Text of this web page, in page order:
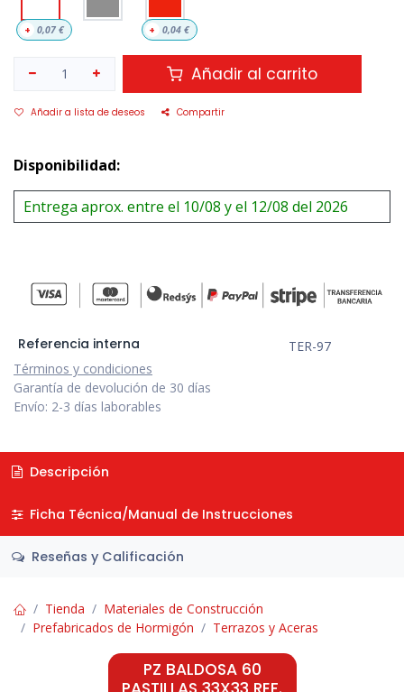
+ 0,07 € + 0,04€
Añadir al carrito
Añadir a lista de deseos Compartir
Disponibilidad:
Entrega aprox. entre el 10/08 y el 12/08 del 2026
Referencia interna
TER-97
Términos y condiciones
Garantía de devolución de 30 días
Envío: 2-3 días laborables
Descripción
Ficha Técnica/Manual de Instrucciones
Reseñas y Calificación
Tienda
Materiales de Construcción
Prefabricados de Hormigón
Terrazos y Aceras
PZ BALDOSA 60